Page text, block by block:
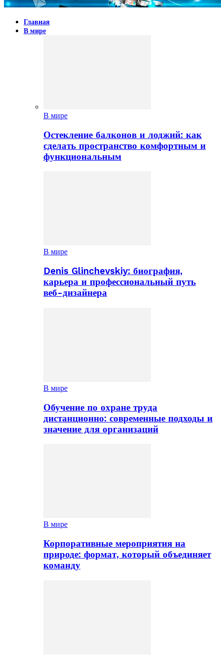
Главная
В мире
В мире
Остекление балконов и лоджий: как
сделать пространство комфортным и
функциональным
В мире
Denis Glinchevskiy: биография,
карьера и профессиональный путь
веб-дизайнера
В мире
Обучение по охране труда
дистанционно: современные подходы и
значение для организаций
В мире
Корпоративные мероприятия на
природе: формат, который объединяет
команду